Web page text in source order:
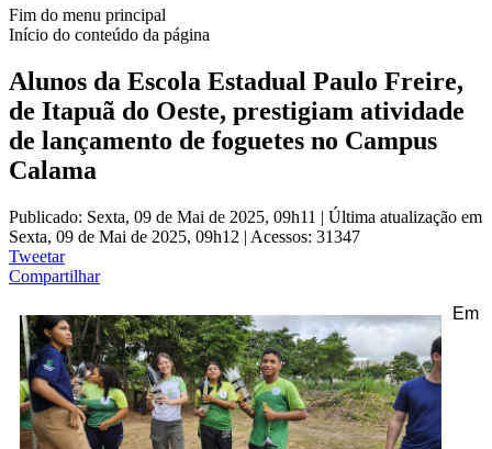
Fim do menu principal
Início do conteúdo da página
Alunos da Escola Estadual Paulo Freire,
de Itapuã do Oeste, prestigiam atividade
de lançamento de foguetes no Campus
Calama
Publicado: Sexta, 09 de Mai de 2025, 09h11 | Última atualização em
Sexta, 09 de Mai de 2025, 09h12 | Acessos: 31347
Tweetar
Compartilhar
Em